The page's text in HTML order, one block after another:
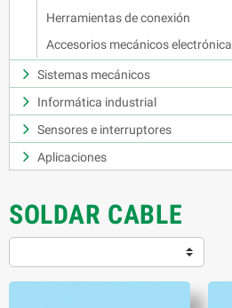
Herramientas de conexión
Accesorios mecánicos electrónica
Sistemas mecánicos
Informática industrial
Sensores e interruptores
Aplicaciones
SOLDAR CABLE